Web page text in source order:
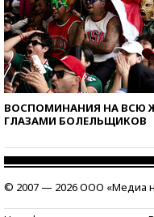
ВОСПОМИНАНИЯ НА ВСЮ
ГЛАЗАМИ БОЛЕЛЬЩИКОВ
© 2007 — 2026 ООО «Медиа